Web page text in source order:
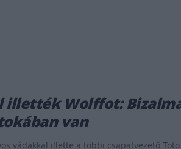
illették Wolffot:
van
vádakkal illette a többi csapatvezető Toto